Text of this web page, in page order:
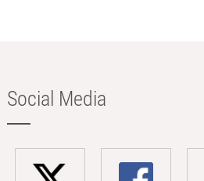
Social Media